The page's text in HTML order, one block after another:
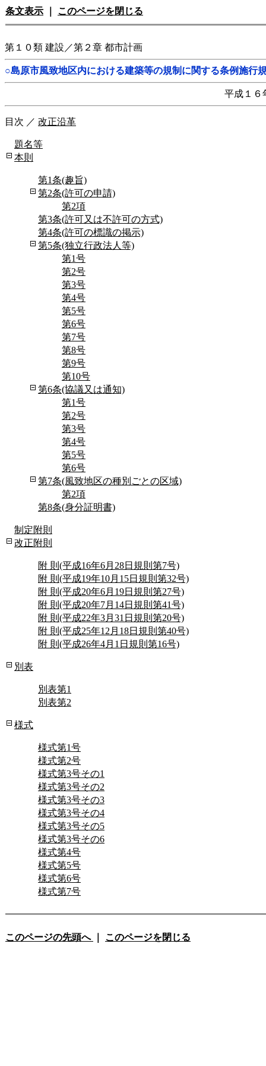
条文表示 このページを閉じる
第１０類 建設／第２章 都市計画
○島原市風致地区内における建築等の規制に関する条例施行
平成１６
目次 ／ 改正沿革
題名等
本則
第1条(趣旨)
第2条(許可の申請)
第2項
第3条(許可又は不許可の方式)
第4条(許可の標識の掲示)
第5条(独立行政法人等)
第1号
第2号
第3号
第4号
第5号
第6号
第7号
第8号
第9号
第10号
第6条(協議又は通知)
第1号
第2号
第3号
第4号
第5号
第6号
第7条(風致地区の種別ごとの区域)
第2項
第8条(身分証明書)
制定附則
改正附則
附 則(平成16年6月28日規則第7号)
附 則(平成19年10月15日規則第32号)
附 則(平成20年6月19日規則第27号)
附 則(平成20年7月14日規則第41号)
附 則(平成22年3月31日規則第20号)
附 則(平成25年12月18日規則第40号)
附 則(平成26年4月1日規則第16号)
別表
別表第1
別表第2
様式
様式第1号
様式第2号
様式第3号その1
様式第3号その2
様式第3号その3
様式第3号その4
様式第3号その5
様式第3号その6
様式第4号
様式第5号
様式第6号
様式第7号
このページの先頭へ このページを閉じる